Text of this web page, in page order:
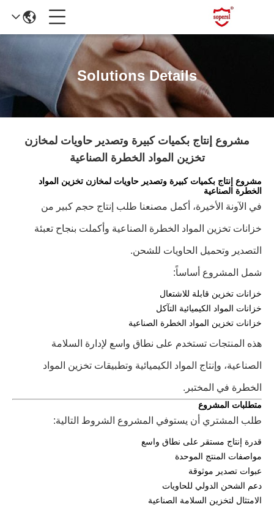
Solutions Details
مشروع إنتاج بكميات كبيرة وتصدير حاويات لمخازن
تخزين المواد الخطرة الصناعية
مشروع إنتاج بكميات كبيرة وتصدير حاويات لمخازن تخزين المواد
الخطرة الصناعية
في الآونة الأخيرة، أكمل مصنعنا طلب إنتاج حجم كبير من
خزانات تخزين المواد الخطرة الصناعية وأكملت بنجاح تعبئة
التصدير وتحميل الحاويات للشحن.
شمل المشروع أساساً:
خزانات تخزين قابلة للاشتعال
خزانات المواد الكيميائية التآكل
خزانات تخزين المواد الخطرة الصناعية
هذه المنتجات تستخدم على نطاق واسع لإدارة السلامة
الصناعية، وإنتاج المواد الكيميائية وتطبيقات تخزين المواد
الخطرة في المختبر.
متطلبات المشروع
طلب المشتري أن يستوفي المشروع الشروط التالية:
قدرة إنتاج مستقر على نطاق واسع
مواصفات المنتج الموحدة
عبوات تصدير موثوقة
دعم الشحن الدولي للحاويات
الامتثال لتخزين السلامة الصناعية